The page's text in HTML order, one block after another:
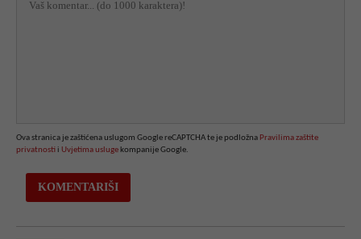
Ova stranica je zaštićena uslugom Google reCAPTCHA te je podložna Pravilima zaštite
privatnosti i Uvjetima usluge kompanije Google.